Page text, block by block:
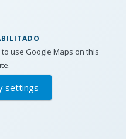
use Google Maps on this
settings